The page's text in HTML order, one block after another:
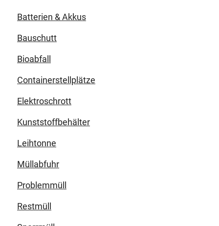
Batterien & Akkus
Bauschutt
Bioabfall
Containerstellplätze
Elektroschrott
Kunststoffbehälter
Leihtonne
Müllabfuhr
Problemmüll
Restmüll